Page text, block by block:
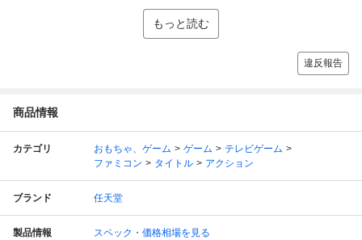
もっと読む
違反報告
商品情報
カテゴリ おもちゃ、ゲーム ゲーム
テレビゲーム
ファミコン
タイトル アクション
ブランド 任天堂
製品情報 スペック・価格相場を見る